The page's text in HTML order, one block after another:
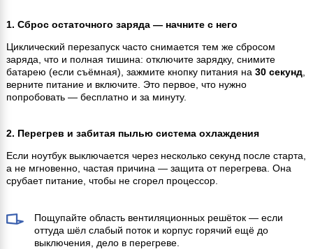
1. Сброс остаточного заряда — начните с него
Циклический перезапуск часто снимается тем же сбросом
заряда, что и полная тишина: отключите зарядку, снимите
батарею (если съёмная), зажмите кнопку питания на 30 секунд,
верните питание и включите. Это первое, что нужно
попробовать — бесплатно и за минуту.
2. Перегрев и забитая пылью система охлаждения
Если ноутбук выключается через несколько секунд после старта,
а не мгновенно, частая причина — защита от перегрева. Она
срубает питание, чтобы не сгорел процессор.
Пощупайте область вентиляционных решёток — если
оттуда шёл слабый поток и корпус горячий ещё до
выключения, дело в перегреве.